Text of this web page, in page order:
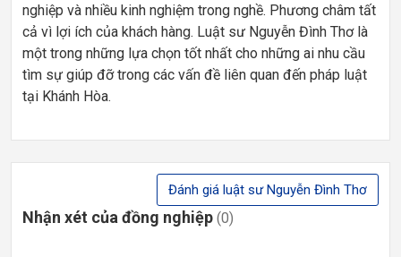
nghiệp và nhiều kinh nghiệm trong nghề. Phương châm tất
cả vì lợi ích của khách hàng. Luật sư Nguyễn Đình Thơ là
một trong những lựa chọn tốt nhất cho những ai nhu cầu
tìm sự giúp đỡ trong các vấn đề liên quan đến pháp luật
tại Khánh Hòa.
Đánh giá luật sư Nguyễn Đình Thơ
Nhận xét của đồng nghiệp (0)